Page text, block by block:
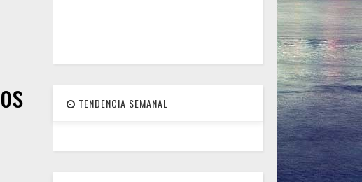
TENDENCIA SEMANAL